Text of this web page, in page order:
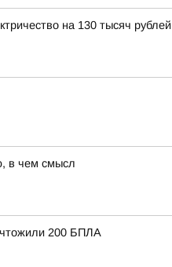
на 130 тысяч рублей
в чем смысл
200 БПЛА